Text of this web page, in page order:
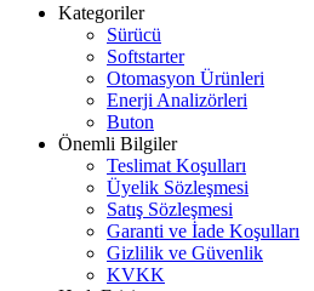
Kategoriler
Sürücü
Softstarter
Otomasyon Ürünleri
Enerji Analizörleri
Buton
Önemli Bilgiler
Teslimat Koşulları
Üyelik Sözleşmesi
Satış Sözleşmesi
Garanti ve İade Koşulları
Gizlilik ve Güvenlik
KVKK